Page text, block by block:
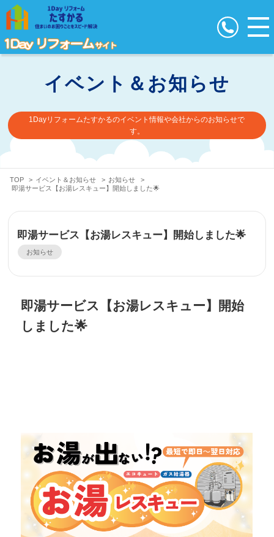
イベント＆お知らせ
1Dayリフォームたすかるのイベント情報や会社からのお知らせで
す。
TOP > イベント＆お知らせ > お知らせ
>
即湯サービス【お湯レスキュー】開始しました🌟
即湯サービス【お湯レスキュー】開始しました🌟
お知らせ
即湯サービス【お湯レスキュー】開始
しました🌟